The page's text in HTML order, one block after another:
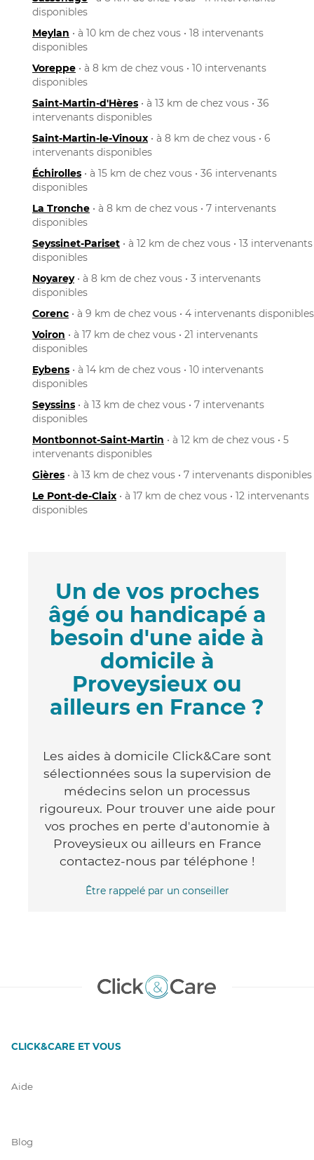
disponibles
Meylan • à 10 km de chez vous • 18 intervenants
disponibles
Voreppe • à 8 km de chez vous • 10 intervenants
disponibles
Saint-Martin-d'Hères • à 13 km de chez vous • 36
intervenants disponibles
Saint-Martin-le-Vinoux • à 8 km de chez vous • 6
intervenants disponibles
Échirolles • à 15 km de chez vous • 36 intervenants
disponibles
La Tronche • à 8 km de chez vous • 7 intervenants
disponibles
Seyssinet-Pariset • à 12 km de chez vous • 13 intervenants
disponibles
Noyarey• à 8 km de chez vous • 3 intervenants
disponibles
Corenc • à 9 km de chez vous • 4 intervenants disponibles
Voiron • à 17 km de chez vous • 21 intervenants
disponibles
Eybens • à 14 km de chez vous • 10 intervenants
disponibles
Seyssins • à 13 km de chez vous • 7 intervenants
disponibles
Montbonnot-Saint-Martin • à 12 km de chez vous • 5
intervenants disponibles
Gières • à 13 km de chez vous • 7 intervenants disponibles
Le Pont-de-Claix • à 17 km de chez vous • 12 intervenants
disponibles
Un de vos proches
âgé ou handicapé a
besoin d'une aide à
domicile à
Proveysieux ou
ailleurs en France ?
Les aides à domicile Click&Care sont
sélectionnées sous la supervision de
médecins selon un processus
rigoureux. Pour trouver une aide pour
vos proches en perte d'autonomie à
Proveysieux ou ailleurs en France
contactez-nous par téléphone !
Être rappelé par un conseiller
CLICK&CARE ET VOUS
Aide
Blog